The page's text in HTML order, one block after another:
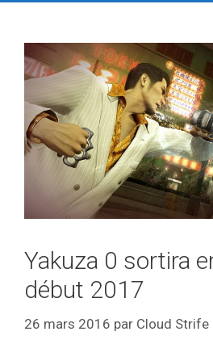
Yakuza 0 sortira
début 2017
26 mars 2016 par Cloud Strife